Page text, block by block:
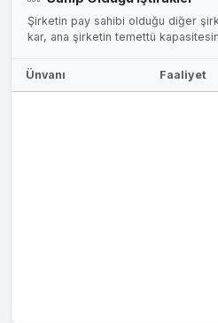
Şirketin pay sahibi olduğu diğer
kar, ana şirketin temettü
Ünvanı Faaliyet